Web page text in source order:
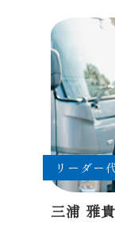
リーダー
三浦 雅